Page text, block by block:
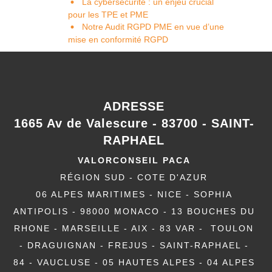
pour les TPE et PME
Notre Audit RGPD PME en vue d’une
mise en conformité RGPD
ADRESSE
1665 Av de Valescure - 83700 - SAINT-
RAPHAEL
VALORCONSEIL PACA
RÉGION SUD - COTE D'AZUR
06 ALPES MARITIMES - NICE - SOPHIA
ANTIPOLIS - 98000 MONACO - 13 BOUCHES DU
RHONE - MARSEILLE - AIX - 83 VAR - TOULON
- DRAGUIGNAN - FREJUS - SAINT-RAPHAEL -
84 - VAUCLUSE - 05 HAUTES ALPES - 04 ALPES